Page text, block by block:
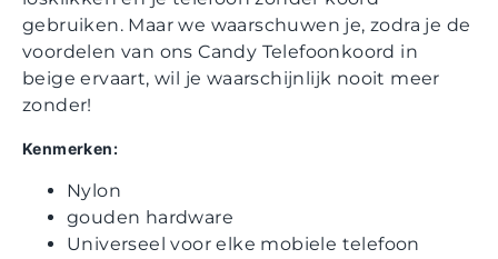
gebruiken. Maar we waarschuwen je, zodra je de
voordelen van ons Candy Telefoonkoord in
beige ervaart, wil je waarschijnlijk nooit meer
zonder!
Kenmerken:
Nylon
gouden hardware
Universeel voor elke mobiele telefoon